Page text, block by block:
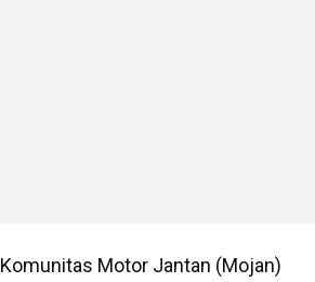
Komunitas Motor Jantan (Mojan)